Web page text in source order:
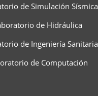
de Simulación Sísmica
de Hidráulica
de Ingeniería Sanitaria
de Computación